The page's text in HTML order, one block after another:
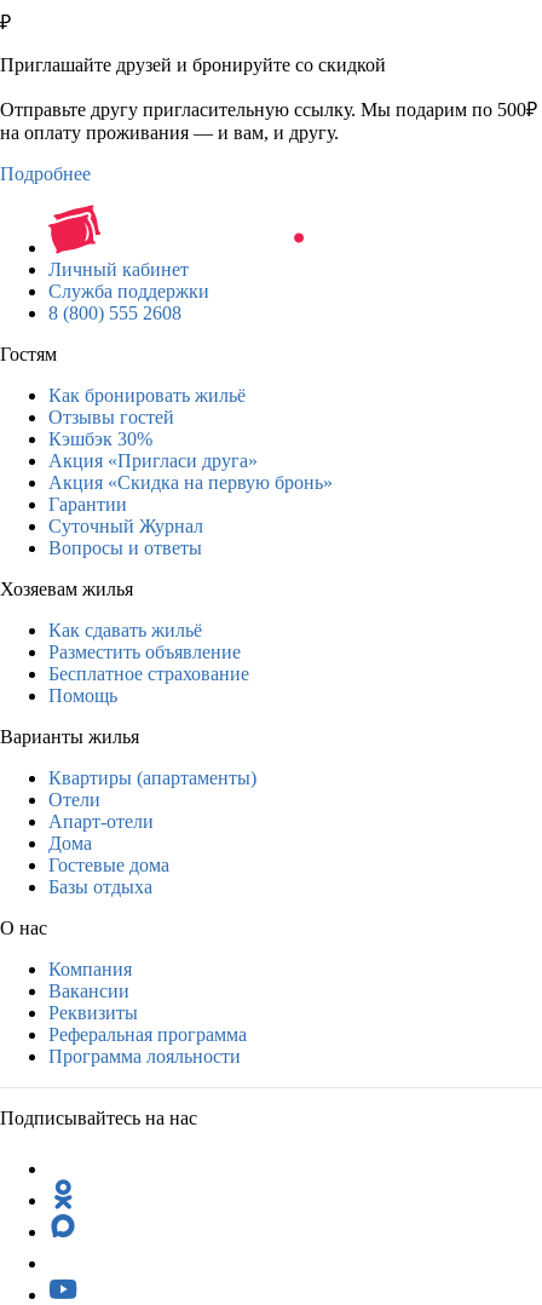
₽
Приглашайте друзей и бронируйте со скидкой
Отправьте другу пригласительную ссылку. Мы подарим по 500₽
на оплату проживания — и вам, и другу.
Подробнее
Личный кабинет
Служба поддержки
8 (800) 555 2608
Гостям
Как бронировать жильё
Отзывы гостей
Кэшбэк 30%
Акция «Пригласи друга»
Акция «Скидка на первую бронь»
Гарантии
Суточный Журнал
Вопросы и ответы
Хозяевам жилья
Как сдавать жильё
Разместить объявление
Бесплатное страхование
Помощь
Варианты жилья
Квартиры (апартаменты)
Отели
Апарт-отели
Дома
Гостевые дома
Базы отдыха
О нас
Компания
Вакансии
Реквизиты
Реферальная программа
Программа лояльности
Подписывайтесь на нас